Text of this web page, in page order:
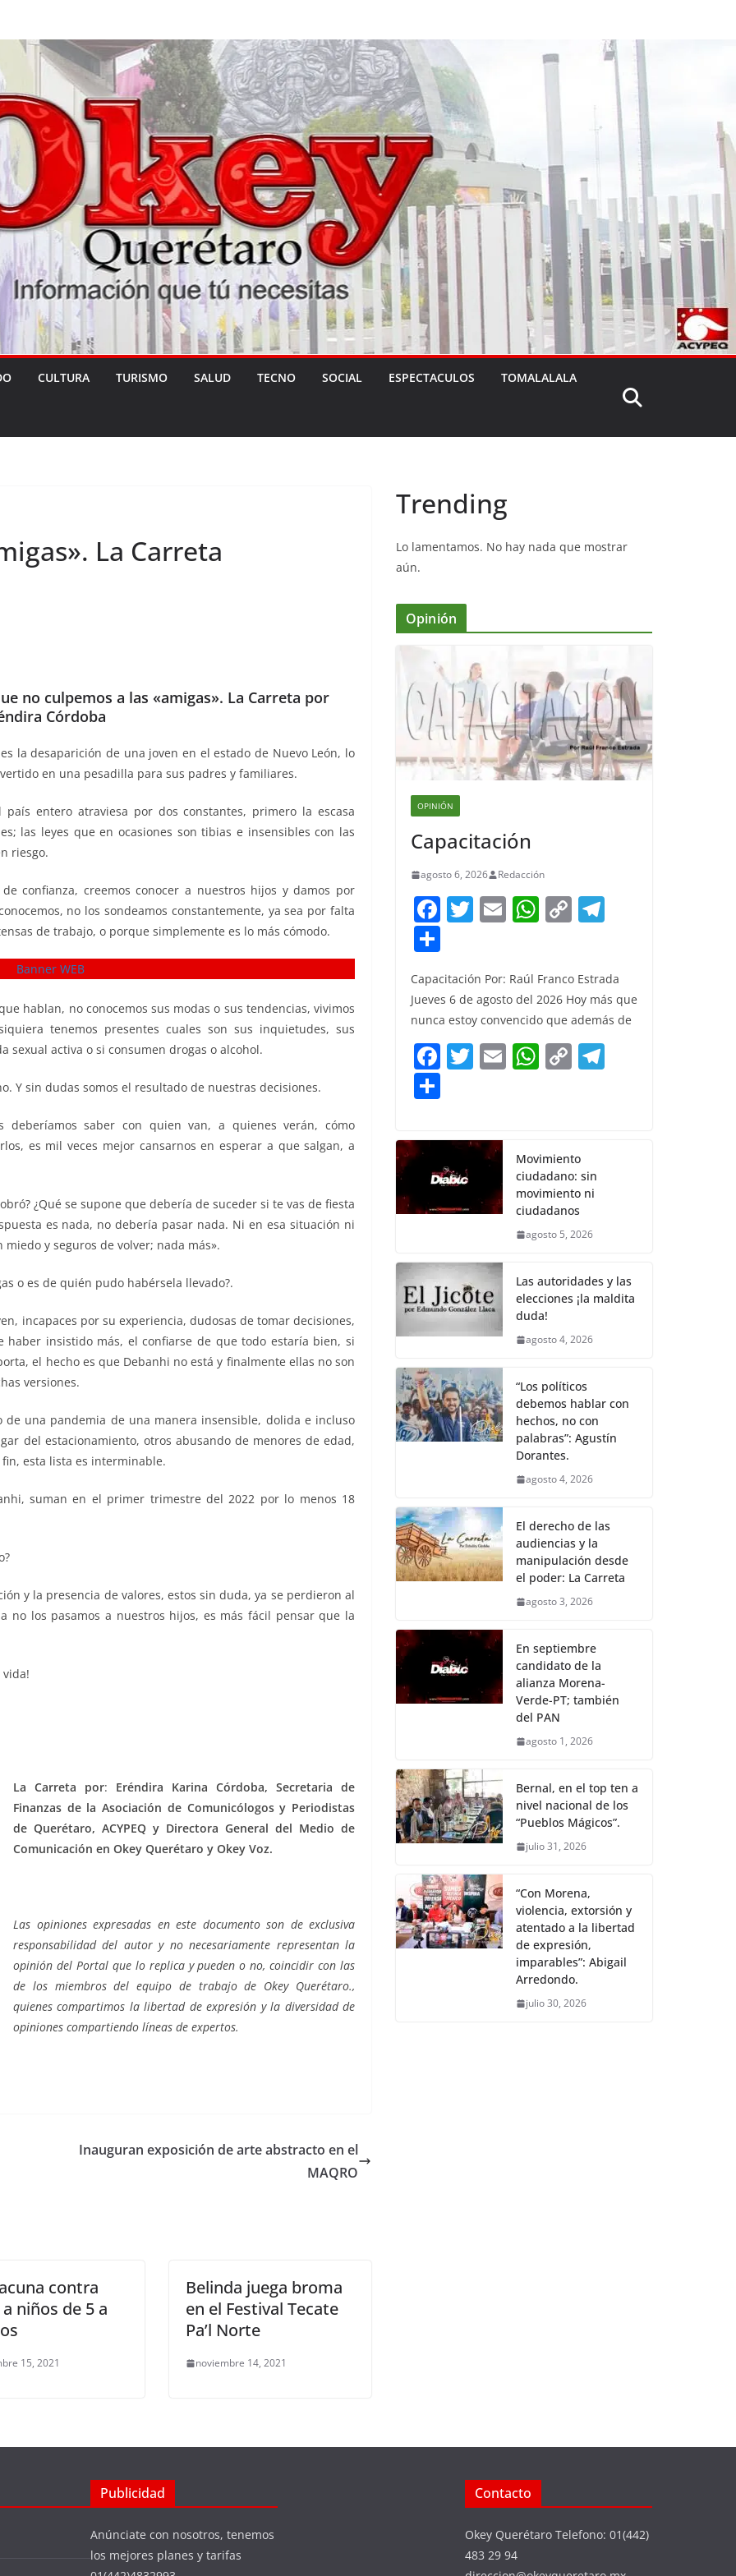
CULTURA TURISMO SALUD TECNO SOCIAL ESPECTACULOS TOMALALALA
La Carreta
no culpemos a las «amigas». La Carreta por
Córdoba
la desaparición de una joven en el estado de Nuevo León, lo
en una pesadilla para sus padres y familiares.
entero atraviesa por dos constantes, primero la escasa
las leyes que en ocasiones son tibias e insensibles con las
riesgo.
confianza, creemos conocer a nuestros hijos y damos por
no los sondeamos constantemente, ya sea por falta
de trabajo, o porque simplemente es lo más cómodo.
hablan, no conocemos sus modas o sus tendencias, vivimos
tenemos presentes cuales son sus inquietudes, sus
sexual activa o si consumen drogas o alcohol.
Y sin dudas somos el resultado de nuestras decisiones.
deberíamos saber con quien van, a quienes verán, cómo
es mil veces mejor cansarnos en esperar a que salgan, a
¿Qué se supone que debería de suceder si te vas de fiesta
es nada, no debería pasar nada. Ni en esa situación ni
y seguros de volver; nada más».
o es de quién pudo habérsela llevado?.
incapaces por su experiencia, dudosas de tomar decisiones,
haber insistido más, el confiarse de que todo estaría bien, si
el hecho es que Debanhi no está y finalmente ellas no son
versiones.
de una pandemia de una manera insensible, dolida e incluso
del estacionamiento, otros abusando de menores de edad,
esta lista es interminable.
suman en el primer trimestre del 2022 por lo menos 18
y la presencia de valores, estos sin duda, ya se perdieron al
no los pasamos a nuestros hijos, es más fácil pensar que la
vida!
La Carreta por: Eréndira Karina Córdoba, Secretaria de
Finanzas de la Asociación de Comunicólogos y Periodistas
de Querétaro, ACYPEQ y Directora General del Medio de
Comunicación en Okey Querétaro y Okey Voz.
Las opiniones expresadas en este documento son de exclusiva
responsabilidad del autor y no necesariamente representan la
opinión del Portal que lo replica y pueden o no, coincidir con las
de los miembros del equipo de trabajo de Okey Querétaro.,
quienes compartimos la libertad de expresión y la diversidad de
opiniones compartiendo líneas de expertos.
Inauguran exposición de arte abstracto en el
MAQRO
contra
niños de 5 a
15, 2021
Belinda juega broma
en el Festival Tecate
Pa’l Norte
noviembre 14, 2021
Trending
Lo lamentamos. No hay nada que mostrar
aún.
Opinión
OPINIÓN
Capacitación
agosto 6, 2026 Redacción
F
e
b
o
o
T
er
E
l
W
s
A
p
p
C
y
Li
n
k
gr
a
h
ar
e
Capacitación Por: Raúl Franco Estrada
Jueves 6 de agosto del 2026 Hoy más que
nunca estoy convencido que además de
F
e
b
o
o
T
er
E W
A
p
p
C
Li
n
k
ar
e
Movimiento
ciudadano: sin
movimiento ni
ciudadanos
agosto 5, 2026
Las autoridades y las
elecciones ¡la maldita
duda!
agosto 4, 2026
“Los políticos
debemos hablar con
hechos, no con
palabras”: Agustín
Dorantes.
agosto 4, 2026
El derecho de las
audiencias y la
manipulación desde
el poder: La Carreta
agosto 3, 2026
En septiembre
candidato de la
alianza Morena-
Verde-PT; también
del PAN
agosto 1, 2026
Bernal, en el top ten a
nivel nacional de los
“Pueblos Mágicos”.
julio 31, 2026
“Con Morena,
violencia, extorsión y
atentado a la libertad
de expresión,
imparables”: Abigail
Arredondo.
julio 30, 2026
Publicidad
Anúnciate con nosotros, tenemos
los mejores planes y tarifas
Contacto
Okey Querétaro Telefono: 01(442)
483 29 94